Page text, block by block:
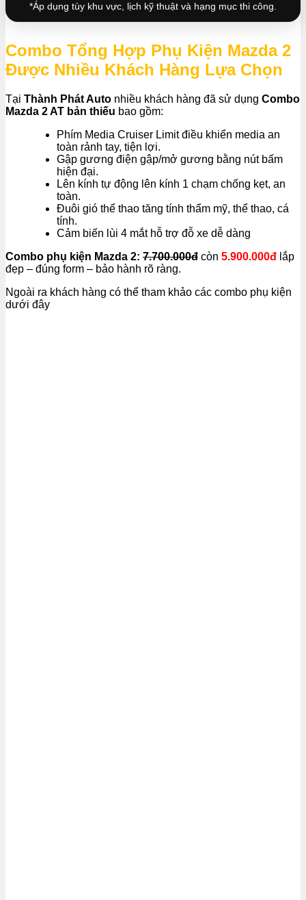
*Áp dụng tùy khu vực, lịch kỹ thuật và hạng mục thi công.
Combo Tổng Hợp Phụ Kiện Mazda 2
Được Nhiều Khách Hàng Lựa Chọn
Tại Thành Phát Auto nhiều khách hàng đã sử dụng Combo
Mazda 2 AT bản thiếu bao gồm:
Phím Media Cruiser Limit điều khiển media an
toàn rảnh tay, tiện lợi.
Gập gương điện gập/mở gương bằng nút bấm
hiện đại.
Lên kính tự động lên kính 1 chạm chống kẹt, an
toàn.
Đuôi gió thể thao tăng tính thẩm mỹ, thể thao, cá
tính.
Cảm biến lùi 4 mắt hỗ trợ đỗ xe dễ dàng
Combo phụ kiện Mazda 2: 7.700.000đ còn 5.900.000đ lắp
đẹp – đúng form – bảo hành rõ ràng.
Ngoài ra khách hàng có thể tham khảo các combo phụ kiện
dưới đây